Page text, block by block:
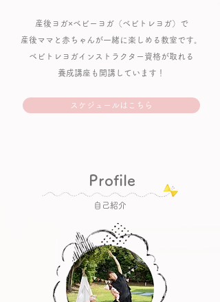
産後ヨガ×ベビーヨガ（ベビトレヨガ）で
産後ママと赤ちゃんが一緒に楽しめる教室です。
ベビトレヨガインストラクター資格が取れる
養成講座も開講しています！
スケジュールはこちら
Profile
自己紹介